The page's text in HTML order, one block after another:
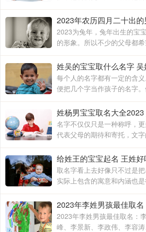
2023年兔年男孩起什么名字
文、亦弘、江宁、鸿君等。以
2023年农历四月廿一出生的
2023为兔年，兔年出生的宝
的形象。所以不少的父母都
的宝贝，名字是父母送给宝
年兔年男孩起什么名字好？可
宸、元辰、国玉等
每个人的名字都有一定的含
便把几个字当作孩子的名字
有一定的标准。毕竟，家长
子能得到。家长们也会非常注
名字不仅仅只是一种称呼，
代表父母的期待和寄托，文
父母总是希望可以通过文字
所念表达出来，让孩子可以
取名字看上去好像只不过是
实际上包含的寓意和内涵也
一定的组织能力和文学素养
折磨父母的事情，对于自己
2023年李姓男孩最佳取名：
峰、李景新、李政伟、李容